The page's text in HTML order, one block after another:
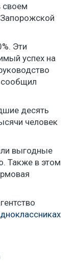
своем
Запорожской
Эти
успех на
десять
человек
выгодные
Также в этом